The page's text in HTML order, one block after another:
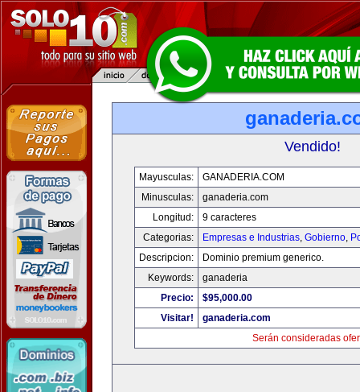
Vendido!
Mayusculas:
GANADERIA.COM
Minusculas:
ganaderia.com
Longitud:
9 caracteres
Categorias:
Empresas e Industrias, Gobierno,
Descripcion:
Dominio premium generico.
Keywords:
ganaderia
Precio:
$95,000.00
Visitar!
ganaderia.com
Serán consideradas